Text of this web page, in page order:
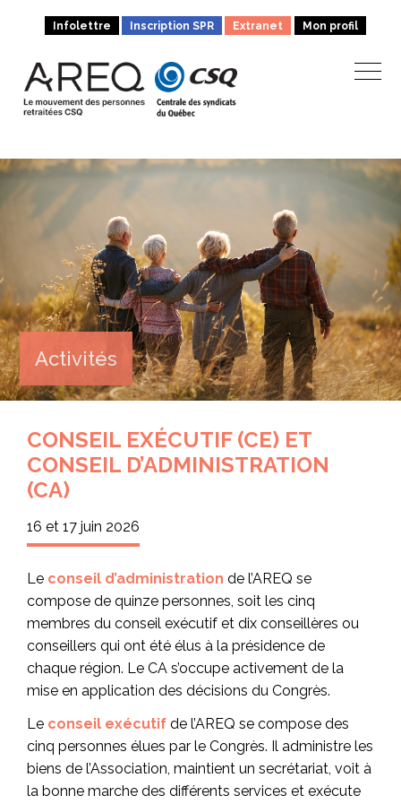
Infolettre Inscription SPR Extranet Mon profil
Activités
CONSEIL EXÉCUTIF (CE) ET
CONSEIL D’ADMINISTRATION
(CA)
16 et 17 juin 2026
Le conseil d’administration de l’AREQ se
compose de quinze personnes, soit les cinq
membres du conseil exécutif et dix conseillères ou
conseillers qui ont été élus à la présidence de
chaque région. Le CA s’occupe activement de la
mise en application des décisions du Congrès.
Le conseil exécutif de l’AREQ se compose des
cinq personnes élues par le Congrès. Il administre les
biens de l’Association, maintient un secrétariat, voit à
la bonne marche des différents services et exécute